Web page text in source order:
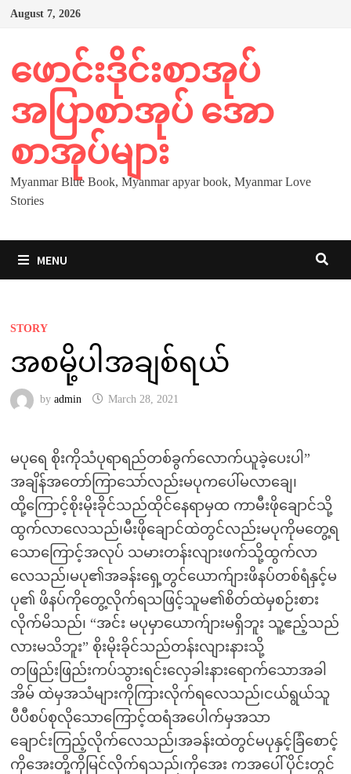
Skip
August 7, 2026
ဖောင်းဒိုင်းစာအုပ်
အပြာစာအုပ် အော
စာအုပ်များ
Myanmar Blue Book, Myanmar apyar book, Myanmar Love
Stories
MENU
STORY
အစမို့ပါအချစ်ရယ်
by admin March 28, 2021
မပုရေ စိုးကိုသံပုရာရည်တစ်ခွက်လောက်ယူခဲ့ပေးပါ”
အချိန်အတော်ကြာသော်လည်းမပုကပေါ်မလာချေ၊
ထို့ကြောင့်စိုးမိုးခိုင်သည်ထိုင်နေရာမှထ ကာမီးဖိုချောင်သို့
ထွက်လာလေသည်၊မီးဖိုချောင်ထဲတွင်လည်းမပုကိုမတွေ့ရ
သောကြောင့်အလုပ် သမားတန်းလျားဖက်သို့ထွက်လာ
လေသည်၊မပု၏အခန်းရှေ့တွင်ယောက်ျားဖိနပ်တစ်ရံနှင့်မ
ပု၏ ဖိနပ်ကိုတွေ့လိုက်ရသဖြင့်သူမ၏စိတ်ထဲမှစဉ်းစား
လိုက်မိသည်၊ “အင်း မပုမှာယောက်ျားမရှိဘူး သူ့ဧည့်သည်
လားမသိဘူး” စိုးမိုးခိုင်သည်တန်းလျားနားသို့
တဖြည်းဖြည်းကပ်သွားရင်းလှေခါးနားရောက်သောအခါ
အိမ် ထဲမှအသံများကိုကြားလိုက်ရလေသည်၊ငယ်ရွယ်သူ
ပီပီစပ်စုလိုသောကြောင့်ထရံအပေါက်မှအသာ
ချောင်းကြည့်လိုက်လေသည်၊အခန်းထဲတွင်မပုနှင့်ခြံစောင့်
ကိုအေးတို့ကိုမြင်လိုက်ရသည်၊ကိုအေး ကအပေါ်ပိုင်းတွင်